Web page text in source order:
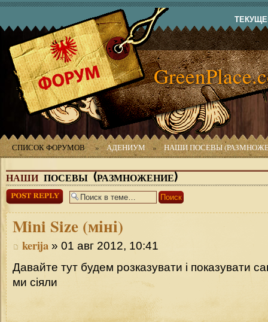
СПИСОК ФОРУМОВ » АДЕНИУМ » НАШИ ПОСЕВЫ
НАШИ ПОСЕВЫ (РАЗМНОЖЕНИЕ)
Ответить
Mini Size (міні)
kerija » 01 авг 2012, 10:41
Давайте тут будем розказувати і показувати
ми сіяли